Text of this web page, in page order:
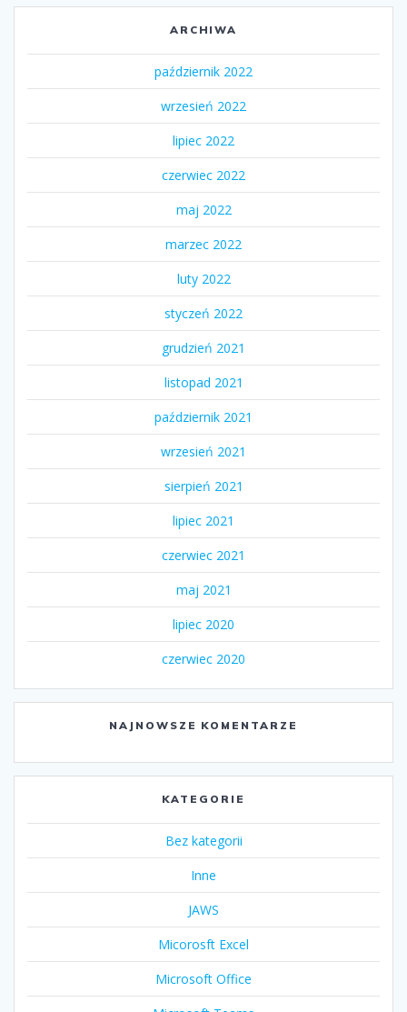
ARCHIWA
październik 2022
wrzesień 2022
lipiec 2022
czerwiec 2022
maj 2022
marzec 2022
luty 2022
styczeń 2022
grudzień 2021
listopad 2021
październik 2021
wrzesień 2021
sierpień 2021
lipiec 2021
czerwiec 2021
maj 2021
lipiec 2020
czerwiec 2020
NAJNOWSZE KOMENTARZE
KATEGORIE
Bez kategorii
Inne
JAWS
Micorosft Excel
Microsoft Office